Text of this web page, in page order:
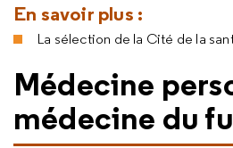
En savoir plus :
La sélection de la Cité de la
Médecine
médecine du